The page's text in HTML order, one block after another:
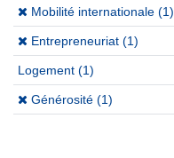
(x)
Mobilité internationale (1)
(x)
Entrepreneuriat (1)
Logement (1)
(x)
Générosité (1)